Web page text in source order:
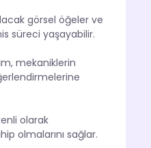
görsel öğeler ve
süreci yaşayabilir.
mekaniklerin
olarak
olmalarını sağlar.